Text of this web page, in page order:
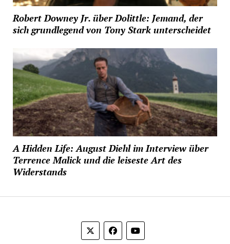
Robert Downey Jr. über Dolittle: Jemand, der
sich grundlegend von Tony Stark unterscheidet
A Hidden Life: August Diehl im Interview über
Terrence Malick und die leiseste Art des
Widerstands